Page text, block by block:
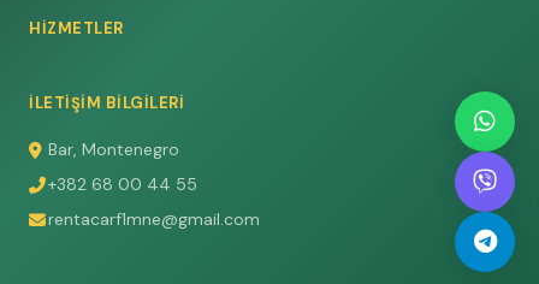
HIZMETLER
İLETIŞIM BILGILERI
Bar, Montenegro
+382 68 00 44 55
rentacarf1mne@gmail.com